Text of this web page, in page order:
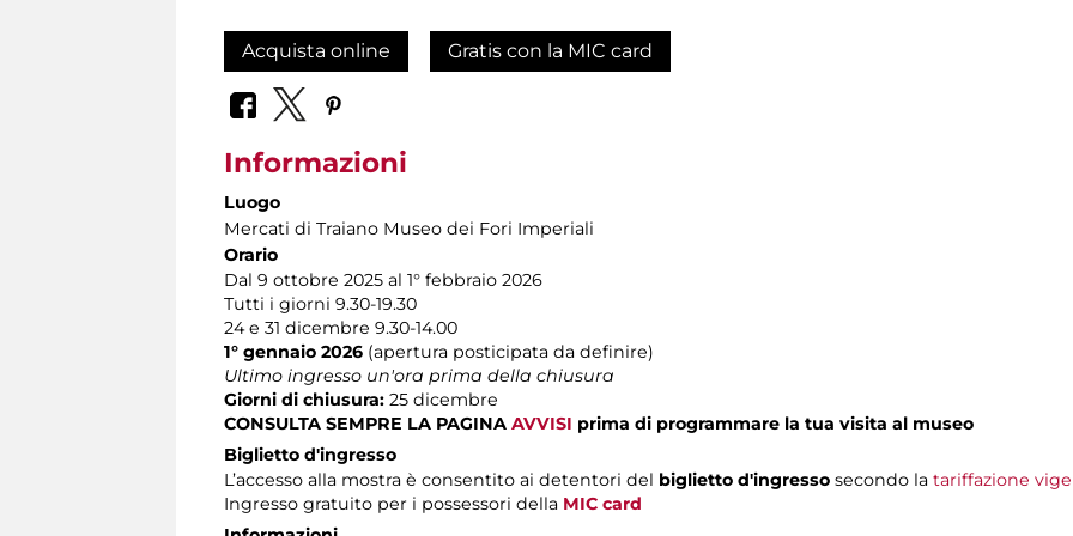
Acquista online Gratis con la MIC card
Informazioni
Luogo
Mercati di Traiano Museo dei Fori Imperiali
Orario
Dal 9 ottobre 2025 al 1° febbraio 2026
Tutti i giorni 9.30-19.30
24 e 31 dicembre 9.30-14.00
1° gennaio 2026 (apertura posticipata da definire)
Ultimo ingresso un'ora prima della chiusura
Giorni di chiusura: 25 dicembre
CONSULTA SEMPRE LA PAGINA AVVISI prima di programmare la tua visita al museo
Biglietto d'ingresso
L’accesso alla mostra è consentito ai detentori del biglietto d'ingresso secondo la tariffazione
Ingresso gratuito per i possessori della MIC card